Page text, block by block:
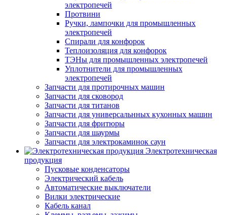
электропечей
Протвини
Ручки, лампочки для промышленных
электропечей
Спирали для конфорок
Теплоизоляция для конфорок
ТЭНы для промышленных электропечей
Уплотнители для промышленных
электропечей
Запчасти для протирочных машин
Запчасти для сковород
Запчасти для титанов
Запчасти для универсальнных кухонных машин
Запчасти для фритюры
Запчасти для шаурмы
Запчасти для электрокаминок саун
Электротехническая
продукция
Пусковые конденсаторы
Электрический кабель
Автоматические выключатели
Вилки электрические
Кабель канал